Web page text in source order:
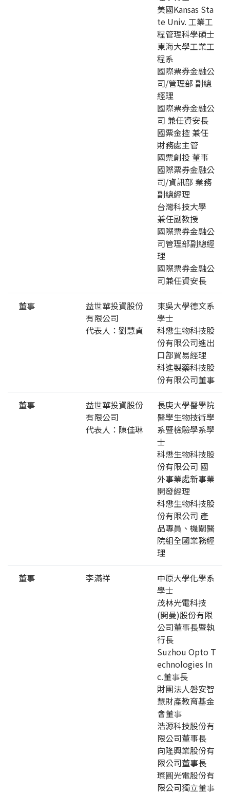
美國Kansas Sta
te Univ. 工業工
程管理科學碩士
東海大學工業工
程系
國際票券金融公
司/管理部 副總
經理
國際票券金融公
司 兼任資安長
國票金控 兼任
財務處主管
國票創投 董事
國際票券金融公
司/資訊部 業務
副總經理
台灣科技大學
兼任副教授
國際票券金融公
司管理部副總經
理
國際票券金融公
司兼任資安長
董事
益世華投資股份
有限公司
代表人：劉慧貞
東吳大學德文系
學士
科懋生物科技股
份有限公司進出
口部貿易經理
科進製藥科技股
份有限公司董事
董事
益世華投資股份
有限公司
代表人：陳佳琳
長庚大學醫學院
醫學生物技術學
系暨檢驗學系學
士
科懋生物科技股
份有限公司 國
外事業處新事業
開發經理
科懋生物科技股
份有限公司 產
品專員、機關醫
院組全國業務經
理
董事 李滿祥
中原大學化學系
學士
茂林光電科技
(開曼)股份有限
公司董事長暨執
行長
Suzhou Opto T
echnologies In
c.董事長
財團法人磐安智
慧財產教育基金
會董事
浩源科技股份有
限公司董事長
向隆興業股份有
限公司董事長
璨圓光電股份有
限公司獨立董事